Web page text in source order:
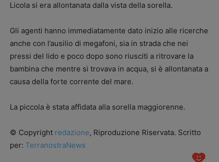
Licola si era allontanata dalla vista della sorella.
Gli agenti hanno immediatamente dato inizio alle ricerche
anche con l’ausilio di megafoni, sia in strada che nei
pressi del lido e poco dopo sono riusciti a ritrovare la
bambina che mentre si trovava in acqua, si è allontanata a
causa della forte corrente del mare.
La piccola è stata affidata alla sorella maggiorenne.
© Copyright redazione, Riproduzione Riservata. Scritto
per: TerranostraNews